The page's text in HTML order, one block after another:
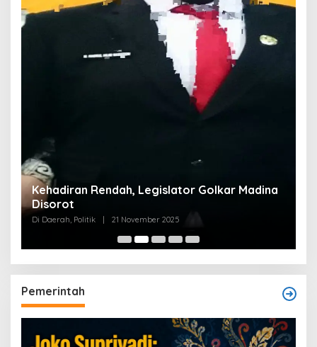
Kehadiran Rendah, Legislator Golkar Madina
Disorot
Di Daerah, Politik 21 November 2025
Pemerintah